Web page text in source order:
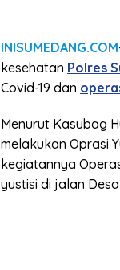
INISUMEDANG.COM
kesehatan Polres
Covid-19 dan
Menurut Kasubag
melakukan Oprasi
kegiatannya
yustisi di jalan